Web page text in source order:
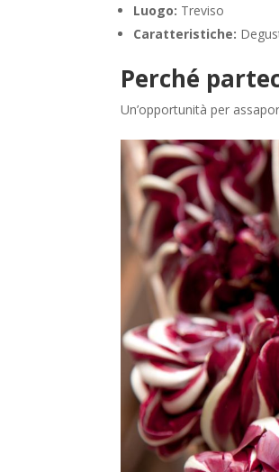
Luogo: Treviso
Caratteristiche:
Perché
Un’opportunità per